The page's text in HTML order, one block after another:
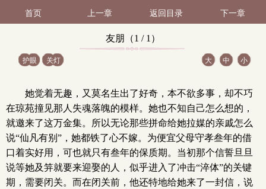
首页 上一章 返回目录 下一章
友朋（1 / 1）
护眼 关灯 大 中 小
她觉着无趣，又莫名生出了好奇，本不欲多事，却不巧
在琼苑撞见那人失魂落魄的模样。她也不知自己怎么想的，
就邀来了这万金集。所以无论那些拼命给她拉媒的亲戚怎么
说“仙凡有别”，她都铁了心不嫁。为便宜父母守孝叁年的借
口着实好用，可也就只有叁年的保质期。当初那个信誓旦旦
说等她及笄就要来迎娶的人，似乎进入了冲击“淬体”的关键
期，需要闭关。而在闭关前，他还特地给她来了一封信，说